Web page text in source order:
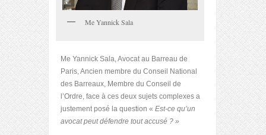
Me Yannick Sala
Me Yannick Sala, Avocat au Barreau de
Paris, Ancien membre du Conseil National
des Barreaux, Membre du Conseil de
l’Ordre, face à ces deux sujets complexes a
justement posé la question « Est-ce qu’un
avocat peut défendre tout accusé ? »